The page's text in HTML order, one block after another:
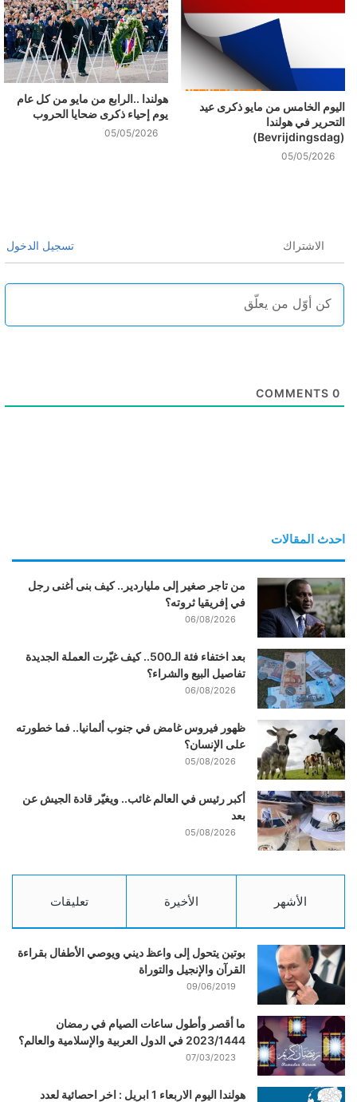
اليوم الخامس من مايو ذكرى عيد
التحرير في هولندا
(Bevrijdingsdag)
05/05/2026
هولندا ..الرابع من مايو من كل عام
يوم إحياء ذكرى ضحايا الحروب
05/05/2026
الاشتراك تسجيل الدخول
0
احدث المقالات
من تاجر صغير إلى ملياردير.. كيف بنى أغنى رجل
في إفريقيا ثروته؟
06/08/2026
بعد اختفاء فئة الـ500.. كيف غيّرت العملة الجديدة
تفاصيل البيع والشراء؟
06/08/2026
ظهور فيروس غامض في جنوب ألمانيا.. فما خطورته
على الإنسان؟
05/08/2026
أكبر رئيس في العالم غائب.. ويغيّر قادة الجيش عن
بعد
05/08/2026
الأشهر الأخيرة تعليقات
بوتين يتحول إلى واعظ ديني ويوصي الأطفال بقراءة
القرآن والإنجيل والتوراة
09/06/2019
ما أقصر وأطول ساعات الصيام في رمضان
2023/1444 في الدول العربية والإسلامية والعالم؟
07/03/2023
هولندا اليوم الاربعاء 1 ابريل : اخر احصائية لعدد